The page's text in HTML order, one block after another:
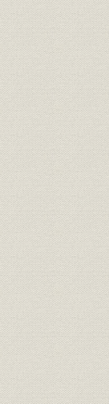
銀行;財務・業績
銀行;財務・業績
銀行;事業所
銀行;事業所
銀行;事業所
銀行;事業所
銀行
銀行
銀行;資金